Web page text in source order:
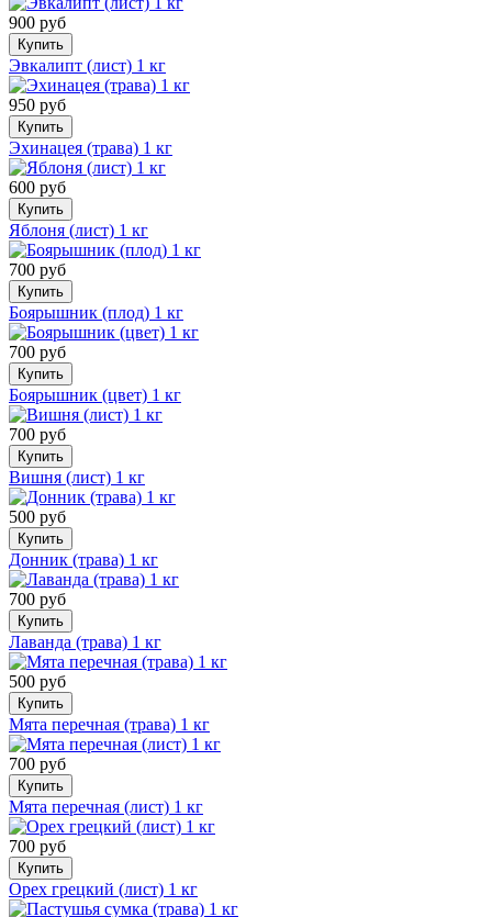
900 руб
Купить
Эвкалипт (лист) 1 кг
950 руб
Купить
Эхинацея (трава) 1 кг
600 руб
Купить
Яблоня (лист) 1 кг
700 руб
Купить
Боярышник (плод) 1 кг
700 руб
Купить
Боярышник (цвет) 1 кг
700 руб
Купить
Вишня (лист) 1 кг
500 руб
Купить
Донник (трава) 1 кг
700 руб
Купить
Лаванда (трава) 1 кг
500 руб
Купить
Мята перечная (трава) 1 кг
700 руб
Купить
Мята перечная (лист) 1 кг
700 руб
Купить
Орех грецкий (лист) 1 кг